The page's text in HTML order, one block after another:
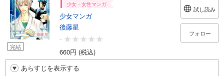
完結
少女・女性マンガ
少女マンガ
後藤星
-
660円 (税込)
試し読み
フォロー
あらすじを表示する